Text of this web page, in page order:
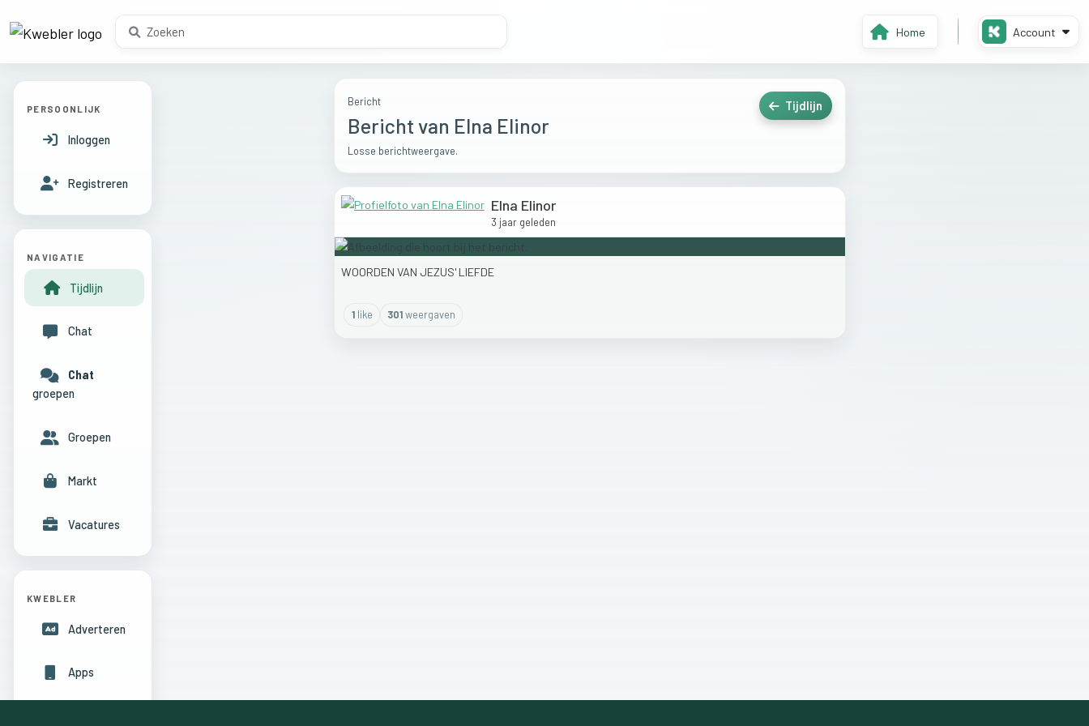
Home Account
Bericht
Bericht van Elna Elinor
Losse berichtweergave.
Tijdlijn
Elna Elinor
3 jaar geleden
WOORDEN VAN JEZUS' LIEFDE
1like 301weergaven
PERSOONLIJK
Inloggen
Registreren
NAVIGATIE
Tijdlijn
Chat
Chat
groepen
Groepen
Markt
Vacatures
KWEBLER
Adverteren
Apps